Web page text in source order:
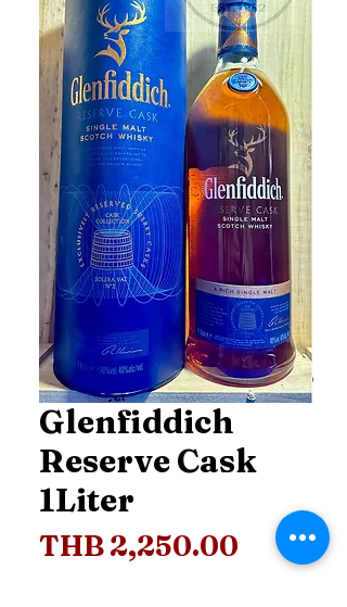
Glenfiddich
Reserve Cask
1Liter
THB 2,250.00 Price